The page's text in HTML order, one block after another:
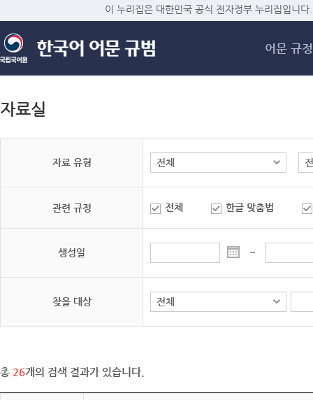
메
이 누리집은 대한민국 공식 전자정부 누리집입니다.
어문 규정
자료실
자료 유형
관련 규정 전체 한글 맞춤법
생성일 ~
찾을 대상
총 26개의 검색 결과가 있습니다.